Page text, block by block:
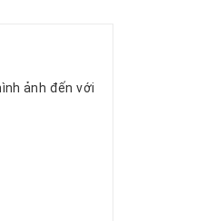
ảnh đến với